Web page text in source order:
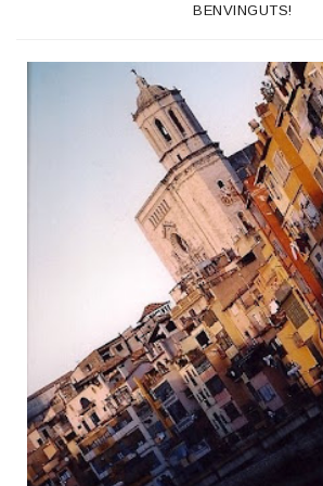
BENVINGUTS!